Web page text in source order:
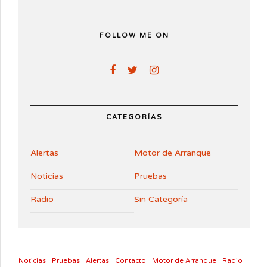
FOLLOW ME ON
CATEGORÍAS
Alertas Motor de Arranque
Noticias Pruebas
Radio Sin Categoría
Noticias Pruebas Alertas Contacto Motor de Arranque Radio